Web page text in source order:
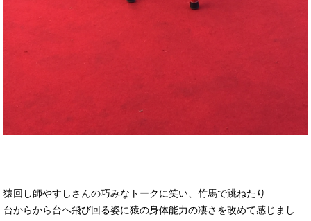
猿回し師やすしさんの巧みなトークに笑い、竹馬で跳ねたり
台からから台ヘ飛び回る姿に猿の身体能力の凄さを改めて感じまし